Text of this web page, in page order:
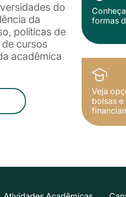
do
da
políticas de
cursos
acadêmica
formas
Veja
bolsas e